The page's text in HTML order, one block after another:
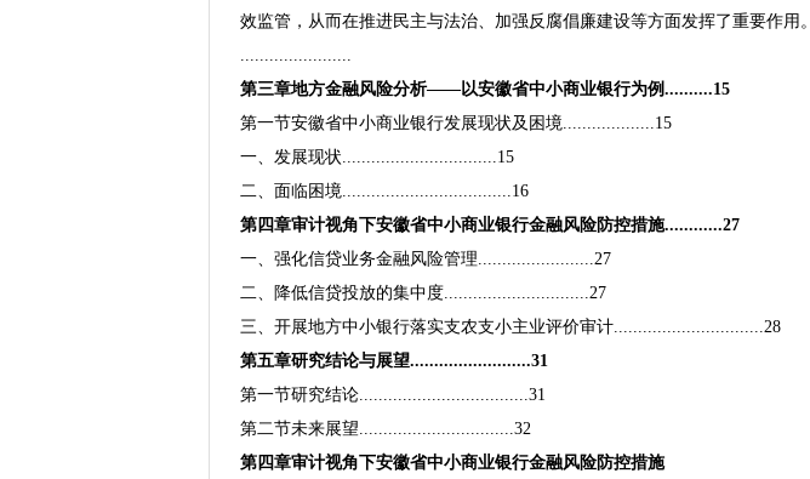
效监管，从而在推进民主与法治、加强反腐倡廉建设等方面发挥了重要作用。
.......................
第三章地方金融风险分析——以安徽省中小商业银行为例..........15
第一节安徽省中小商业银行发展现状及困境...................15
一、发展现状................................15
二、面临困境...................................16
第四章审计视角下安徽省中小商业银行金融风险防控措施............27
一、强化信贷业务金融风险管理........................27
二、降低信贷投放的集中度..............................27
三、开展地方中小银行落实支农支小主业评价审计...............................28
第五章研究结论与展望.........................31
第一节研究结论...................................31
第二节未来展望................................32
第四章审计视角下安徽省中小商业银行金融风险防控措施